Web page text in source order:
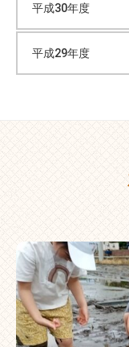
平成30年度
平成29年度